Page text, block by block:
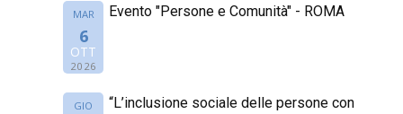
MAR
6
OTT
2026
Evento "Persone e Comunità" - ROMA
GIO
“L’inclusione sociale delle persone con